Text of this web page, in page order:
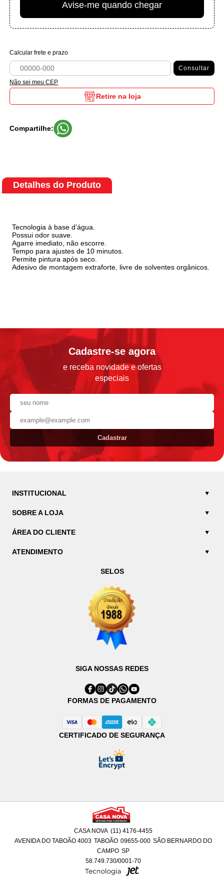
Avise-me quando chegar
Calcular frete e prazo
Consultar
Não sei meu CEP
Retire na loja
Compartilhe:
Detalhes do Produto
Tecnologia à base d’água.
Possui odor suave.
Agarre imediato, não escorre.
Tempo para ajustes de 10 minutos.
Permite pintura após seco.
Adesivo de montagem extraforte, livre de solventes orgânicos.
Cadastre-se agora
e receba novidade e ofertas
especiais
Cadastrar
INSTITUCIONAL
SOBRE A LOJA
ÁREA DO CLIENTE
ATENDIMENTO
SELOS
SIGA NOSSAS REDES
FORMAS DE PAGAMENTO
CERTIFICADO DE SEGURANÇA
CASA NOVA (11) 4176-4455
AVENIDA DO TABOÃO 4003 TABOÃO 09655-000 SÃO BERNARDO DO
CAMPO SP
58.749.730/0001-70